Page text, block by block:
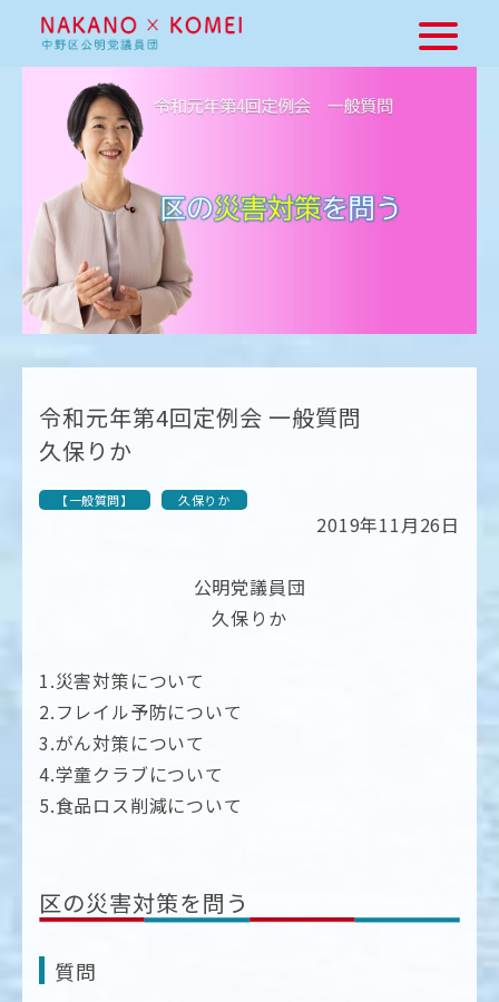
令和元年第4回定例会 一般質問
久保りか
【一般質問】 久保りか
2019年11月26日
公明党議員団
久保りか
1.災害対策について
2.フレイル予防について
3.がん対策について
4.学童クラブについて
5.食品ロス削減について
区の災害対策を問う
質問